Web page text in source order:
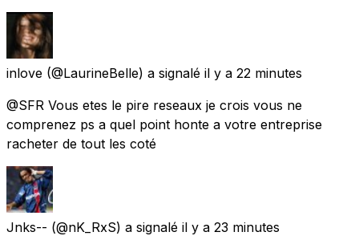
inlove (@LaurineBelle) a signalé il y a 22 minutes
@SFR Vous etes le pire reseaux je crois vous ne
comprenez ps a quel point honte a votre entreprise
racheter de tout les coté
Jnks-- (@nK_RxS) a signalé il y a 23 minutes